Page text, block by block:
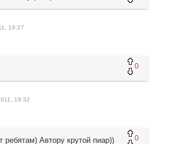
19:27
0
19:32
0
ребятам) Автору крутой пиар))